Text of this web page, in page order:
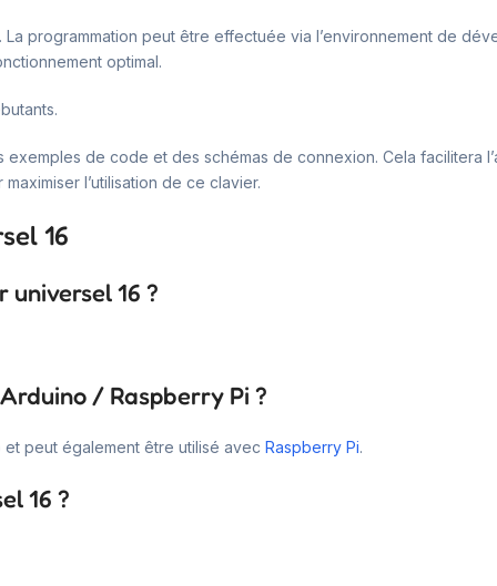
programmation peut être effectuée via l’environnement de
optimal.
de code et des schémas de connexion. Cela facilitera
l’utilisation de ce clavier.
16
16 ?
/ Raspberry Pi ?
peut également être utilisé avec Raspberry Pi.
16 ?